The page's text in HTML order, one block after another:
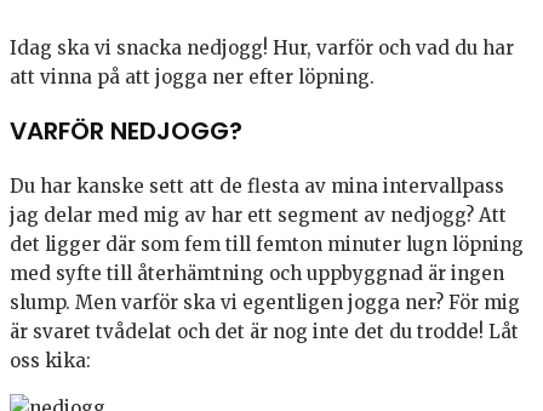
Idag ska vi snacka nedjogg! Hur, varför och vad du har
att vinna på att jogga ner efter löpning.
VARFÖR NEDJOGG?
Du har kanske sett att de flesta av mina intervallpass
jag delar med mig av har ett segment av nedjogg? Att
det ligger där som fem till femton minuter lugn löpning
med syfte till återhämtning och uppbyggnad är ingen
slump. Men varför ska vi egentligen jogga ner? För mig
är svaret tvådelat och det är nog inte det du trodde! Låt
oss kika: